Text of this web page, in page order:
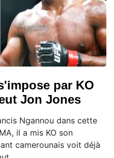
par KO
Jon Jones
Ngannou dans cette
il a mis KO son
camerounais voit déjà